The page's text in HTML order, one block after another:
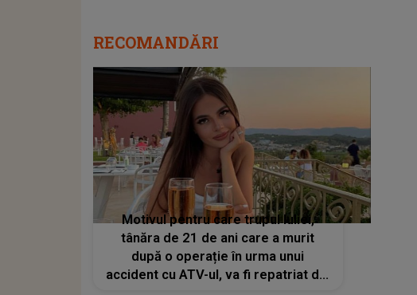
RECOMANDĂRI
Motivul pentru care trupul Iuliei,
tânăra de 21 de ani care a murit
după o operație în urma unui
accident cu ATV-ul, va fi repatriat din